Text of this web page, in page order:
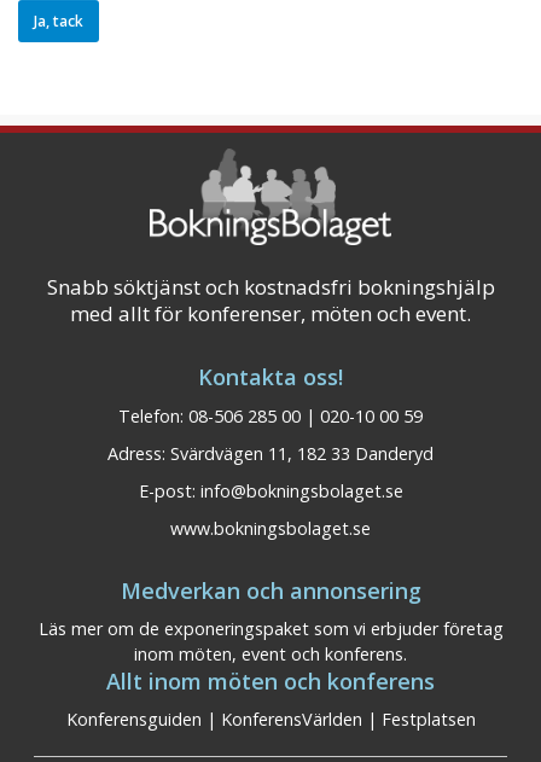
Snabb söktjänst och kostnadsfri bokningshjälp
med allt för konferenser, möten och event.
Kontakta oss!
Telefon: 08-506 285 00 | 020-10 00 59
Adress: Svärdvägen 11, 182 33 Danderyd
E-post: info@bokningsbolaget.se
www.bokningsbolaget.se
Medverkan och annonsering
Läs mer om de exponeringspaket som vi erbjuder företag
inom möten, event och konferens.
Allt inom möten och konferens
Konferensguiden | KonferensVärlden | Festplatsen